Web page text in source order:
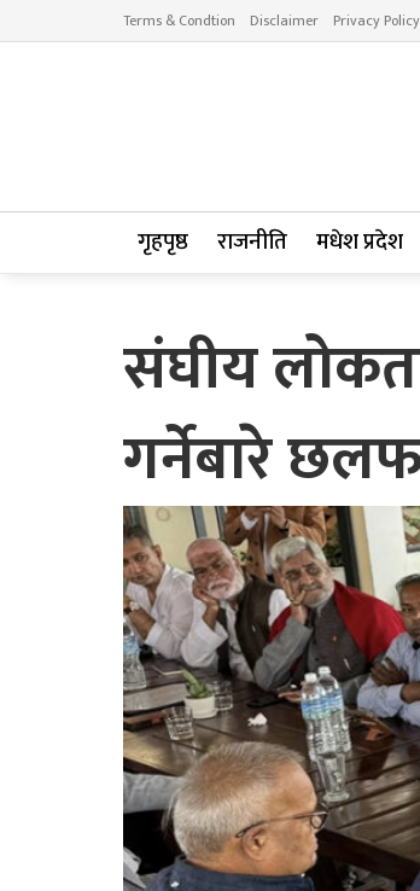
Terms & Condtion Disclaimer Privacy Policy
गृहपृष्ठ राजनीति मधेश प्रदेश
संघीय
गर्नेबारे